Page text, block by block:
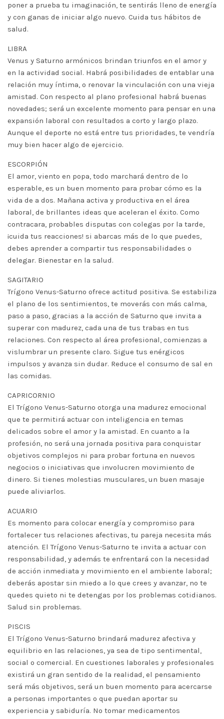
poner a prueba tu imaginación, te sentirás lleno de energía
y con ganas de iniciar algo nuevo. Cuida tus hábitos de
salud.
LIBRA
Venus y Saturno armónicos brindan triunfos en el amor y
en la actividad social. Habrá posibilidades de entablar una
relación muy íntima, o renovar la vinculación con una vieja
amistad. Con respecto al plano profesional habrá buenas
novedades; será un excelente momento para pensar en una
expansión laboral con resultados a corto y largo plazo.
Aunque el deporte no está entre tus prioridades, te vendría
muy bien hacer algo de ejercicio.
ESCORPIÓN
El amor, viento en popa, todo marchará dentro de lo
esperable, es un buen momento para probar cómo es la
vida de a dos. Mañana activa y productiva en el área
laboral, de brillantes ideas que aceleran el éxito. Como
contracara, probables disputas con colegas por la tarde,
¡cuida tus reacciones! si abarcas más de lo que puedes,
debes aprender a compartir tus responsabilidades o
delegar. Bienestar en la salud.
SAGITARIO
Trígono Venus-Saturno ofrece actitud positiva. Se estabiliza
el plano de los sentimientos, te moverás con más calma,
paso a paso, gracias a la acción de Saturno que invita a
superar con madurez, cada una de tus trabas en tus
relaciones. Con respecto al área profesional, comienzas a
vislumbrar un presente claro. Sigue tus enérgicos
impulsos y avanza sin dudar. Reduce el consumo de sal en
las comidas.
CAPRICORNIO
El Trígono Venus-Saturno otorga una madurez emocional
que te permitirá actuar con inteligencia en temas
delicados sobre el amor y la amistad. En cuanto a la
profesión, no será una jornada positiva para conquistar
objetivos complejos ni para probar fortuna en nuevos
negocios o iniciativas que involucren movimiento de
dinero. Si tienes molestias musculares, un buen masaje
puede aliviarlos.
ACUARIO
Es momento para colocar energía y compromiso para
fortalecer tus relaciones afectivas, tu pareja necesita más
atención. El Trígono Venus-Saturno te invita a actuar con
responsabilidad, y además te enfrentará con la necesidad
de acción inmediata y movimiento en el ambiente laboral;
deberás apostar sin miedo a lo que crees y avanzar, no te
quedes quieto ni te detengas por los problemas cotidianos.
Salud sin problemas.
PISCIS
El Trígono Venus-Saturno brindará madurez afectiva y
equilibrio en las relaciones, ya sea de tipo sentimental,
social o comercial. En cuestiones laborales y profesionales
existirá un gran sentido de la realidad, el pensamiento
será más objetivos, será un buen momento para acercarse
a personas importantes o que puedan aportar su
experiencia y sabiduría. No tomar medicamentos